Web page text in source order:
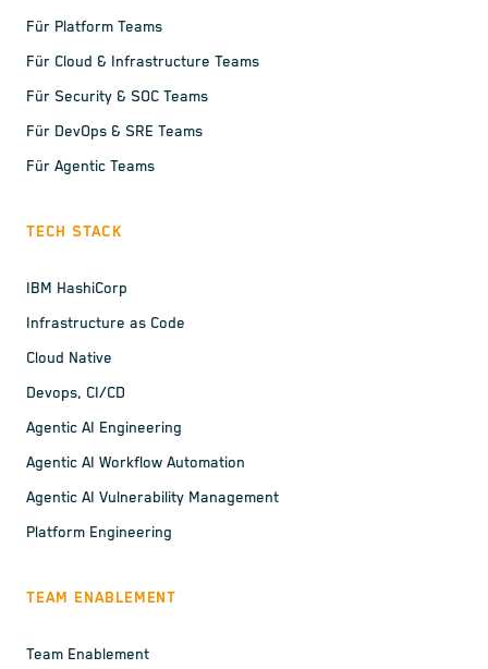
Für Platform Teams
Für Cloud & Infrastructure Teams
Für Security & SOC Teams
Für DevOps & SRE Teams
Für Agentic Teams
TECH STACK
IBM HashiCorp
Infrastructure as Code
Cloud Native
Devops, CI/CD
Agentic AI Engineering
Agentic AI Workflow Automation
Agentic AI Vulnerability Management
Platform Engineering
TEAM ENABLEMENT
Team Enablement